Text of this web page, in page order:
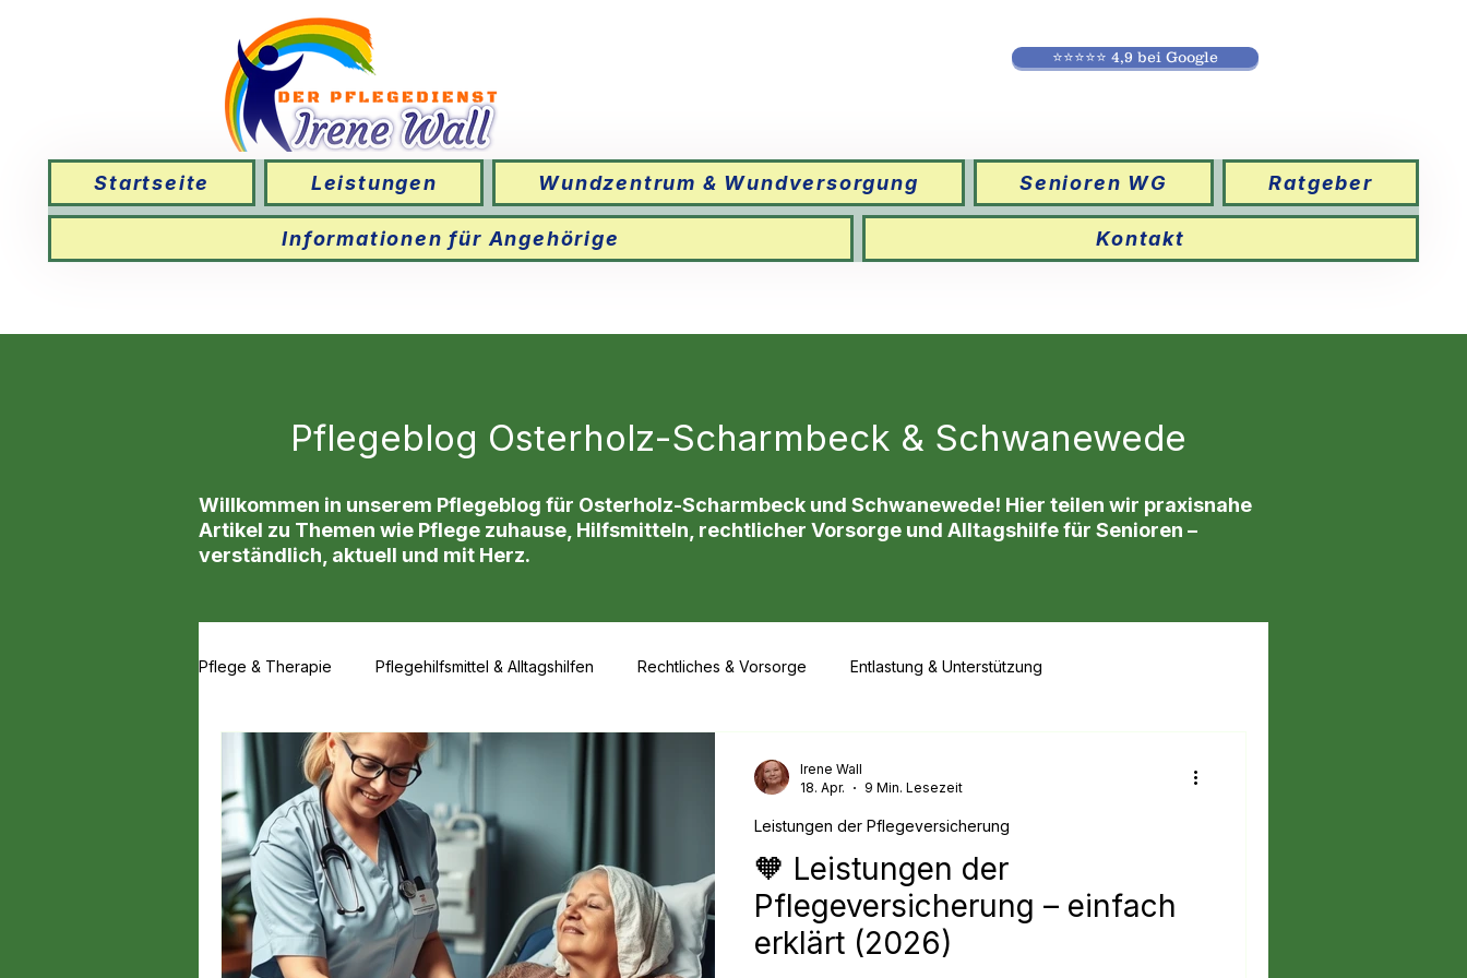
⭐⭐⭐⭐⭐ 4,9 bei Google
Startseite Leistungen Wundzentrum & Wundversorgung Senioren WG Ratgeber
Informationen für Angehörige Kontakt
Pflegeblog Osterholz-Scharmbeck & Schwanewede
Willkommen in unserem Pflegeblog für Osterholz-Scharmbeck und Schwanewede! Hier teilen wir praxisnahe
Artikel zu Themen wie Pflege zuhause, Hilfsmitteln, rechtlicher Vorsorge und Alltagshilfe für Senioren –
verständlich, aktuell und mit Herz.
Pflege & Therapie Pflegehilfsmittel & Alltagshilfen Rechtliches & Vorsorge Entlastung & Unterstützung
Wundversorgung & Therapie
🧡 Leistungen der
Pflegeversicherung – einfach
erklärt (2026)
Leistungen der Pflegeversicherung
Irene Wall
18. Apr.
9 Min. Lesezeit